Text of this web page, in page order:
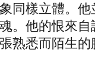
同樣立體。
。他的恨來
熟悉而陌生